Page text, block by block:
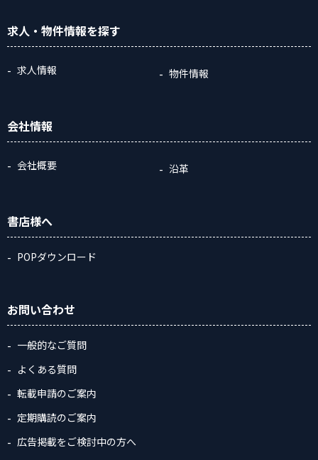
求人・物件情報を探す
求人情報 物件情報
会社情報
会社概要 沿革
書店様へ
POPダウンロード
お問い合わせ
一般的なご質問
よくある質問
転載申請のご案内
定期購読のご案内
広告掲載をご検討中の方へ